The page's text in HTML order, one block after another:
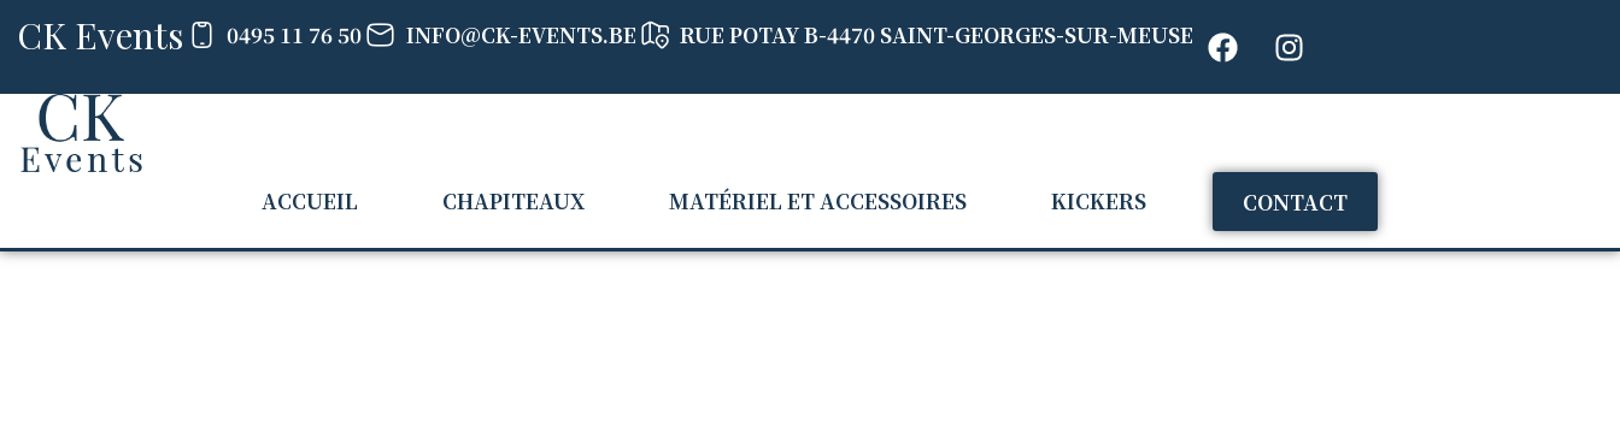
CK Events 0495 11 76 50 INFO@CK-EVENTS.BE RUE POTAY B-4470 SAINT-GEORGES-SUR-MEUSE
ACCUEIL CHAPITEAUX MATÉRIEL ET ACCESSOIRES KICKERS CONTACT